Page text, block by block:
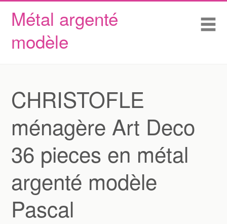
Métal argenté
modèle
Skip to content
Accueil
Conditions d’utilisation
CHRISTOFLE
ménagère Art Deco
36 pieces en métal
argenté modèle
Pascal